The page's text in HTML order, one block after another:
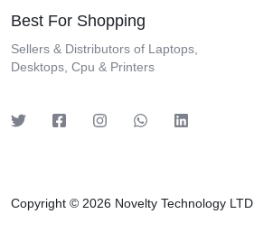
Best For Shopping
Sellers & Distributors of Laptops,
Desktops, Cpu & Printers
Copyright © 2026 Novelty Technology LTD